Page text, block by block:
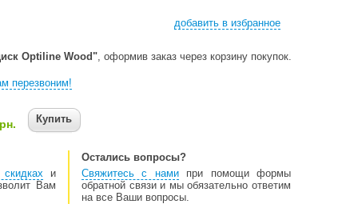
добавить в избранное
Optiline Wood", оформив заказ через корзину покупок.
перезвоним!
Купить
и
Вам
Остались вопросы?
Свяжитесь с намипри помощи формы
обратной связи и мы обязательно ответим
на все Ваши вопросы.